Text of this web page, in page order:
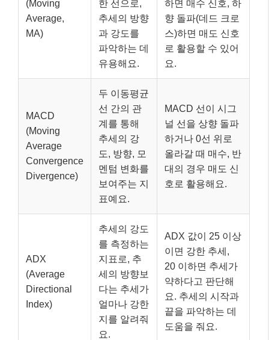
(Moving
Average,
MA)
한 선으로,
추세의 방향
과 강도를
파악하는 데
유용해요.
하면 매수 신호, 하
향 돌파(데드 크로
스)하면 매도 신호
로 활용할 수 있어
요.
MACD
(Moving
Average
Convergence
Divergence)
두 이동평균
선 간의 관
계를 통해
추세의 강
도, 방향, 모
멘텀 변화를
보여주는 지
표예요.
MACD 선이 시그
널 선을 상향 돌파
하거나 0선 위로
올라갈 때 매수, 반
대의 경우 매도 신
호로 활용해요.
ADX
(Average
Directional
Index)
추세의 강도
를 측정하는
지표로, 추
세의 방향보
다는 추세가
얼마나 강한
지를 알려줘
요.
ADX 값이 25 이상
이면 강한 추세,
20 이하면 추세가
약하다고 판단해
요. 추세의 시작과
끝을 파악하는 데
도움을 줘요.